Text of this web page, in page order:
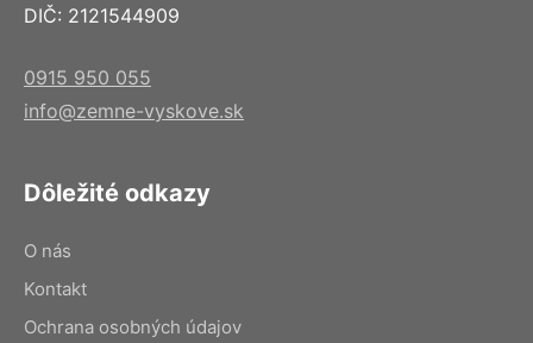
DIČ: 2121544909
0915 950 055
info@zemne-vyskove.sk
Dôležité odkazy
O nás
Kontakt
Ochrana osobných údajov